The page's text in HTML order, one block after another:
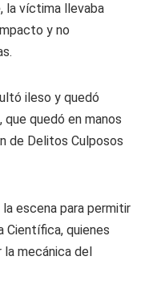
, la víctima llevaba
y no
ileso y quedó
quedó en manos
de Delitos Culposos
escena para permitir
Científica, quienes
la mecánica del